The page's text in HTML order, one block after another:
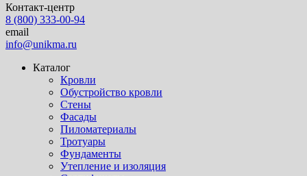
Контакт-центр
8 (800) 333-00-94
email
info@unikma.ru
Каталог
Кровли
Обустройство кровли
Стены
Фасады
Пиломатериалы
Тротуары
Фундаменты
Утепление и изоляция